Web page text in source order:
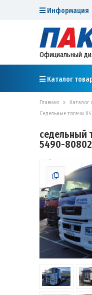
Информация
Официальный
Каталог
Главная Каталог
Седельные тягачи К4
седельный
5490-